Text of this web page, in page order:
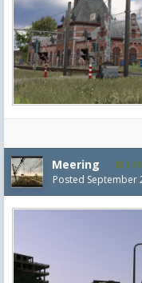
Meering
Posted September